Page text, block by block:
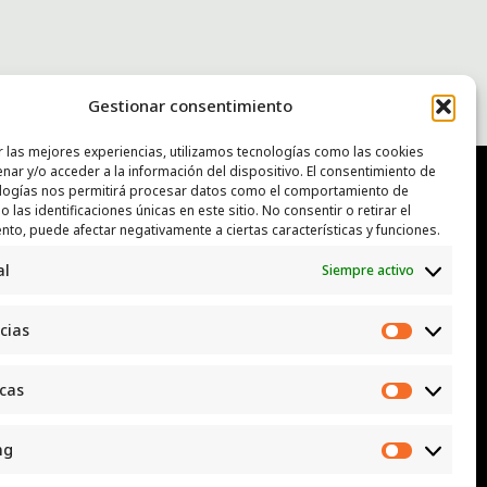
Gestionar consentimiento
las mejores experiencias, utilizamos tecnologías como las cookies
y/o acceder a la información del dispositivo. El consentimiento de
nos permitirá procesar datos como el comportamiento de
las identificaciones únicas en este sitio. No consentir o retirar el
puede afectar negativamente a ciertas características y funciones.
Siempre activo
luggcentrosocial @ biodevas.org